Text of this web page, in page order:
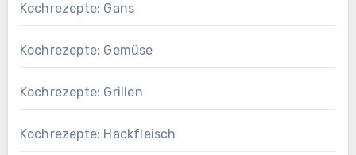
Kochrezepte: Gans
Kochrezepte: Gemüse
Kochrezepte: Grillen
Kochrezepte: Hackfleisch